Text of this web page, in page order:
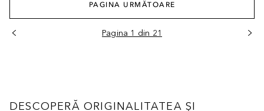
PAGINA URMĂTOARE
Pagina 1 din 21
DESCOPERĂ ORIGINALITATEA ȘI